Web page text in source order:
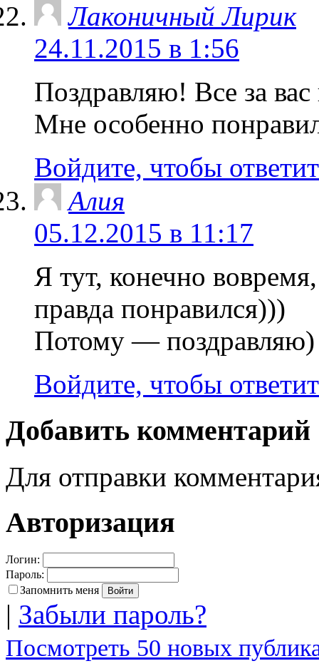
Лаконичный Лирик
24.11.2015 в 1:56
Поздравляю! Все за
Мне особенно
Войдите, чтобы
Алия
05.12.2015 в 11:17
Я тут, конечно
правда понравился)))
Потому — поздравляю)
Войдите, чтобы
Добавить комментарий
Для отправки
Авторизация
Логин:
Пароль:
Запомнить меня
| Забыли пароль?
Посмотреть 50 новых